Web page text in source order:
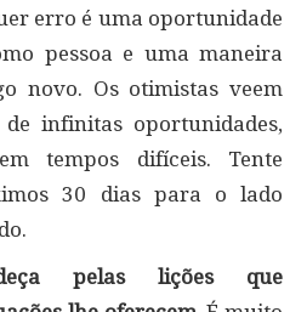
erro é uma oportunidade
pessoa e uma maneira
novo. Os otimistas veem
infinitas oportunidades,
tempos difíceis. Tente
30 dias para o lado
pelas lições que